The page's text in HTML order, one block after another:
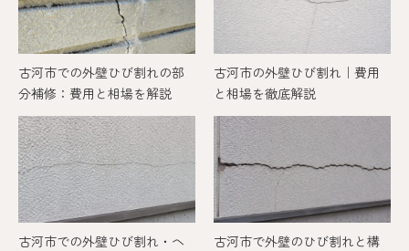
古河市での外壁ひび割れの部
分補修：費用と相場を解説
古河市の外壁ひび割れ｜費用
と相場を徹底解説
古河市での外壁ひび割れ・ヘ
古河市で外壁のひび割れと構